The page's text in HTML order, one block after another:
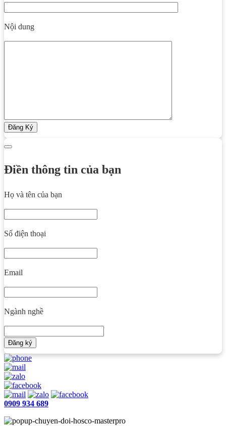
Nội dung
Điền thông tin của bạn
Họ và tên của bạn
Số điện thoại
Email
Ngành nghề
Đăng ký
0909 934 689